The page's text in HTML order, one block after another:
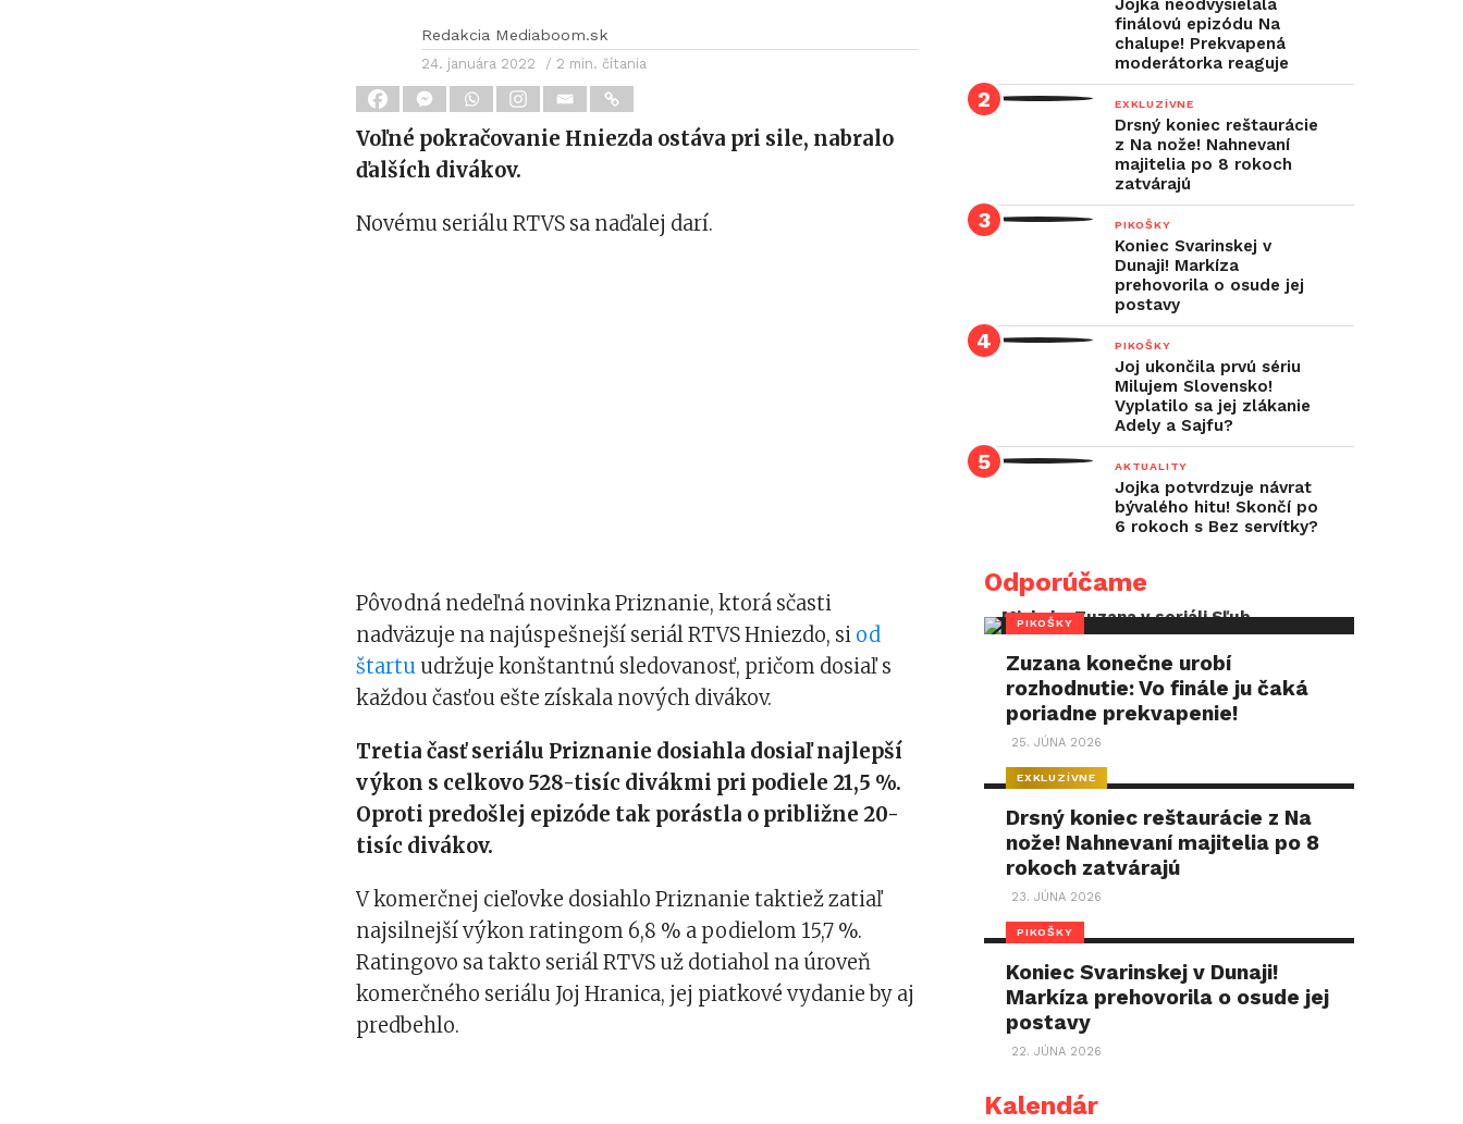
Redakcia Mediaboom.sk
24. januára 2022 / 2 min. čítania
Voľné pokračovanie Hniezda ostáva pri sile, nabralo
ďalších divákov.
Novému seriálu RTVS sa naďalej darí.
Pôvodná nedeľná novinka Priznanie, ktorá sčasti
nadväzuje na najúspešnejší seriál RTVS Hniezdo, si od
štartu udržuje konštantnú sledovanosť, pričom dosiaľ s
každou časťou ešte získala nových divákov.
Tretia časť seriálu Priznanie dosiahla dosiaľ najlepší
výkon s celkovo 528-tisíc divákmi pri podiele 21,5 %.
Oproti predošlej epizóde tak porástla o približne 20-
tisíc divákov.
V komerčnej cieľovke dosiahlo Priznanie taktiež zatiaľ
najsilnejší výkon ratingom 6,8 % a podielom 15,7 %.
Ratingovo sa takto seriál RTVS už dotiahol na úroveň
komerčného seriálu Joj Hranica, jej piatkové vydanie by aj
predbehlo.
Jojka neodvysielala
finálovú epizódu Na
chalupe! Prekvapená
moderátorka reaguje
EXKLUZÍVNE
Drsný koniec reštaurácie
z Na nože! Nahnevaní
majitelia po 8 rokoch
zatvárajú
PIKOŠKY
Koniec Svarinskej v
Dunaji! Markíza
prehovorila o osude jej
postavy
PIKOŠKY
Joj ukončila prvú sériu
Milujem Slovensko!
Vyplatilo sa jej zlákanie
Adely a Sajfu?
AKTUALITY
Jojka potvrdzuje návrat
bývalého hitu! Skončí po
6 rokoch s Bez servítky?
Odporúčame
PIKOŠKY
Zuzana konečne urobí
rozhodnutie: Vo finále ju čaká
poriadne prekvapenie!
25. JÚNA 2026
EXKLUZÍVNE
Drsný koniec reštaurácie z Na
nože! Nahnevaní majitelia po 8
rokoch zatvárajú
23. JÚNA 2026
PIKOŠKY
Koniec Svarinskej v Dunaji!
Markíza prehovorila o osude jej
postavy
22. JÚNA 2026
Kalendár